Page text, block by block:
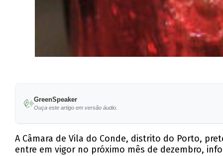
GreenSpeaker
Ouça este artigo em versão áudio.
A Câmara de Vila do Conde, distrito do Porto,
entre em vigor no próximo mês de dezembro,